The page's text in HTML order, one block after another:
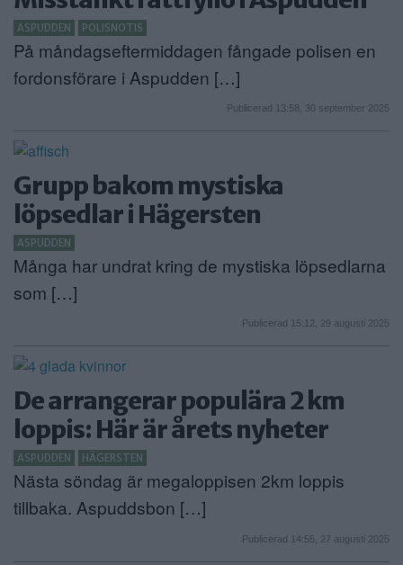
ASPUDDEN POLISNOTIS
På måndagseftermiddagen fångade polisen en
fordonsförare i Aspudden […]
Publicerad 13:58, 30 september 2025
Grupp bakom mystiska
löpsedlar i Hägersten
ASPUDDEN
Många har undrat kring de mystiska löpsedlarna
som […]
Publicerad 15:12, 29 augusti 2025
De arrangerar populära 2 km
loppis: Här är årets nyheter
ASPUDDEN HÄGERSTEN
Nästa söndag är megaloppisen 2km loppis
tillbaka. Aspuddsbon […]
Publicerad 14:55, 27 augusti 2025